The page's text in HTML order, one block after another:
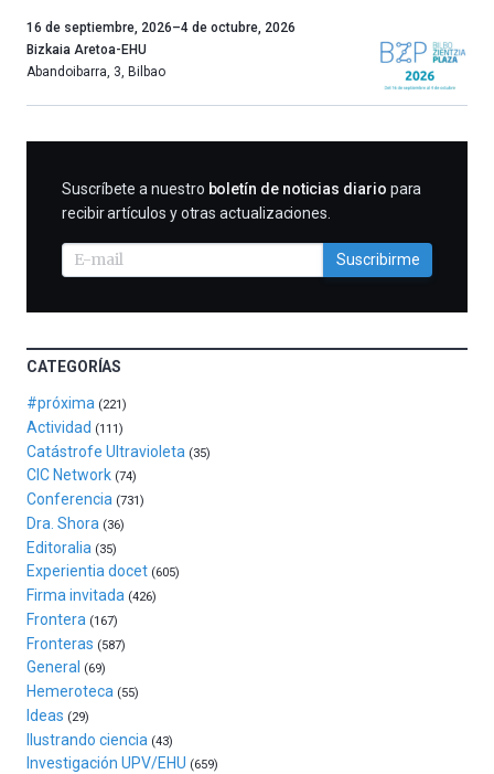
Un
año
más,
celebración
la
edición
Bilbo
Zientzia
Plaza
(BZP),
un
que
llenará
la
ciudad
de
monólogos,
exposiciones,
conferencias,
docufórums
y
espectáculos
16 de septiembre, 2026–4 de octubre, 2026
Bizkaia Aretoa-EHU
Abandoibarra, 3 Bilbao
SUSCRIBIRME
Suscríbete a nuestro boletín de noticias diario para
recibir artículos y otras actualizaciones.
Suscribirme
CATEGORÍAS
#próxima (221)
Actividad (111)
Catástrofe Ultravioleta (35)
CIC Network (74)
Conferencia (731)
Dra. Shora (36)
Editoralia (35)
Experientia docet (605)
Firma invitada (426)
Frontera (167)
Fronteras (587)
General (69)
Hemeroteca (55)
Ideas (29)
Ilustrando ciencia (43)
Investigación UPV/EHU (659)